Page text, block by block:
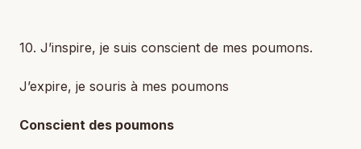
10. J’inspire, je suis conscient de mes poumons.
J’expire, je souris à mes poumons
Conscient des poumons